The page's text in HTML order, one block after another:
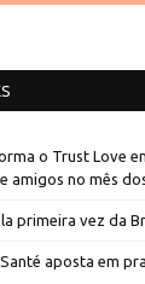
o Trust Love
amigos no mês
primeira vez da
aposta em